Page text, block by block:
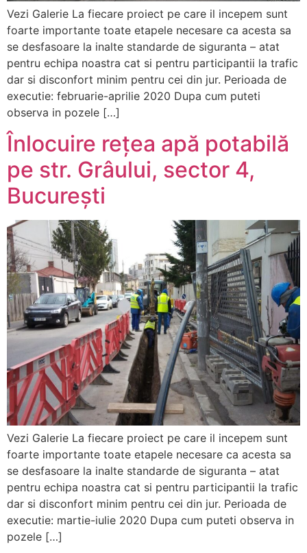
Vezi Galerie La fiecare proiect pe care il incepem sunt
foarte importante toate etapele necesare ca acesta sa
se desfasoare la inalte standarde de siguranta – atat
pentru echipa noastra cat si pentru participantii la trafic
dar si disconfort minim pentru cei din jur. Perioada de
executie: februarie-aprilie 2020 Dupa cum puteti
observa in pozele […]
Înlocuire rețea apă potabilă
pe str. Grâului, sector 4,
București
Vezi Galerie La fiecare proiect pe care il incepem sunt
foarte importante toate etapele necesare ca acesta sa
se desfasoare la inalte standarde de siguranta – atat
pentru echipa noastra cat si pentru participantii la trafic
dar si disconfort minim pentru cei din jur. Perioada de
executie: martie-iulie 2020 Dupa cum puteti observa in
pozele […]